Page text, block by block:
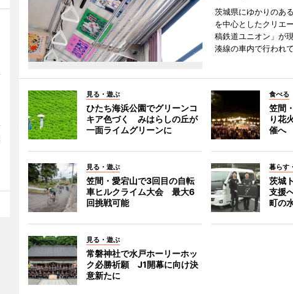
茨城県にゆかりのあ
を中心としたクリエ
稿鉄道ユニオン」が
湊線の車内で行われて
見る・遊ぶ
ひたち海浜公園でグリーンコ
キア色づく みはらしの丘が
一面ライムグリーンに
食べる
笠間
り花
催へ
見る・遊ぶ
笠間・愛宕山で3回目の自転
車ヒルクライム大会 最大6
回挑戦可能
暮らす
茨城
支援
町の
見る・遊ぶ
常磐神社で水戸ホーリーホッ
ク必勝祈願 J1開幕に向け決
意新たに